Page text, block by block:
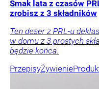
Smak lata z czasów
zrobisz z 3 składników
Ten deser z PRL-u
w domu z 3 prostych
będzie końca.
PrzepisyŻywienie